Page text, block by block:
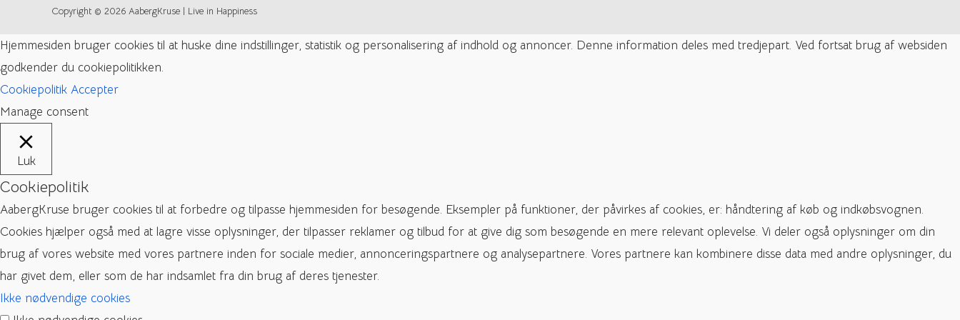
Copyright © 2026 AabergKruse | Live in Happiness
Hjemmesiden bruger cookies til at huske dine indstillinger, statistik og personalisering af indhold og annoncer. Denne information deles med tredjepart. Ved fortsat brug af websiden
godkender du cookiepolitikken.
Cookiepolitik Accepter
Manage consent
Luk
Cookiepolitik
AabergKruse bruger cookies til at forbedre og tilpasse hjemmesiden for besøgende. Eksempler på funktioner, der påvirkes af cookies, er: håndtering af køb og indkøbsvognen.
Cookies hjælper også med at lagre visse oplysninger, der tilpasser reklamer og tilbud for at give dig som besøgende en mere relevant oplevelse. Vi deler også oplysninger om din
brug af vores website med vores partnere inden for sociale medier, annonceringspartnere og analysepartnere. Vores partnere kan kombinere disse data med andre oplysninger, du
har givet dem, eller som de har indsamlet fra din brug af deres tjenester.
Ikke nødvendige cookies